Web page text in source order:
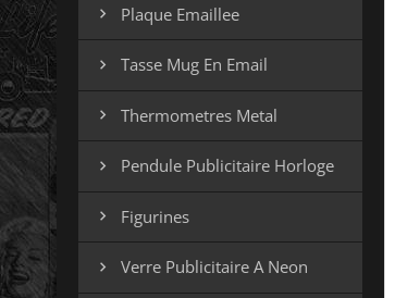
 Plaque Emaillee
 Tasse Mug En Email
 Thermometres Metal
 Pendule Publicitaire Horloge
 Figurines
 Verre Publicitaire A Neon